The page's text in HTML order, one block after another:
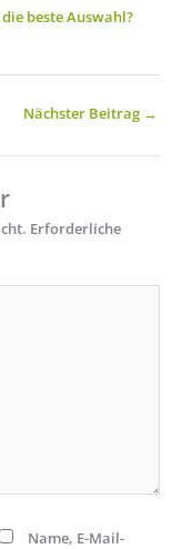
beste Auswahl?
Nächster Beitrag →
Erforderliche
Name, E-Mail-